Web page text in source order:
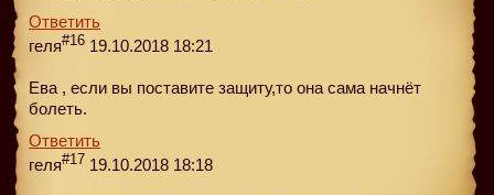
Ответить
геля#16 19.10.2018 18:21
Ева , если вы поставите защиту,то она сама начнёт
болеть.
Ответить
геля#17 19.10.2018 18:18